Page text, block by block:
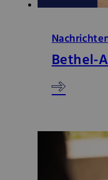
Bethel-